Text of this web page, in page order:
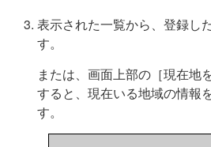
表示された一覧から、登録し
す。
または、画面上部の［現在地
すると、現在いる地域の情報
す。